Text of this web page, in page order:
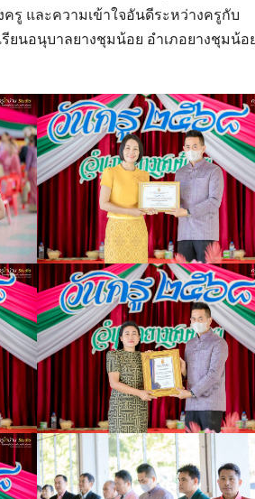
รู และความเข้าใจอันดีระหว่างครูกับ
ยนอนุบาลยางชุมน้อย อำเภอยางชุมน้อ